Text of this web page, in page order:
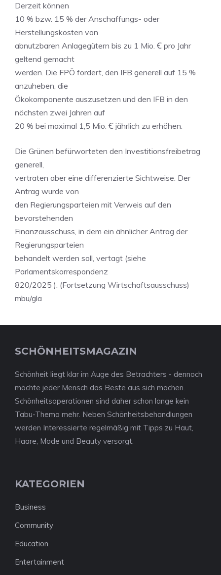
Derzeit können
10 % bzw. 15 % der Anschaffungs- oder
Herstellungskosten von
abnutzbaren Anlagegütern bis zu 1 Mio. Ꞓ pro Jahr
geltend gemacht
werden. Die FPÖ fordert, den IFB generell auf 15 %
anzuheben, die
Ökokomponente auszusetzen und den IFB in den
nächsten zwei Jahren auf
20 % bei maximal 1,5 Mio. Ꞓ jährlich zu erhöhen.
Die Grünen befürworteten den Investitionsfreibetrag
generell,
vertraten aber eine differenzierte Sichtweise. Der
Antrag wurde von
den Regierungsparteien mit Verweis auf den
bevorstehenden
Finanzausschuss, in dem ein ähnlicher Antrag der
Regierungsparteien
behandelt werden soll, vertagt (siehe
Parlamentskorrespondenz
820/2025 ). (Fortsetzung Wirtschaftsausschuss)
mbu/gla
SCHÖNHEITSMAGAZIN
Schönheit liegt klar im Auge des Betrachters - dennoch
möchte jeder Mensch das Beste aus sich machen.
Schönheitsoperationen sind daher schon lange kein
Tabu-Thema mehr. Neben Schönheitsbehandlungen
werden Interessierte regelmäßig mit Tipps zu Haut,
Haare, Mode und Beauty versorgt.
KATEGORIEN
Business
Community
Education
Entertainment